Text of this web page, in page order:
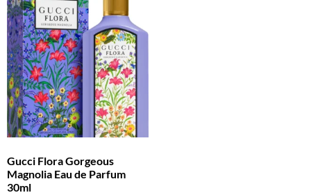
Gucci Flora Gorgeous
Magnolia Eau de Parfum
30ml